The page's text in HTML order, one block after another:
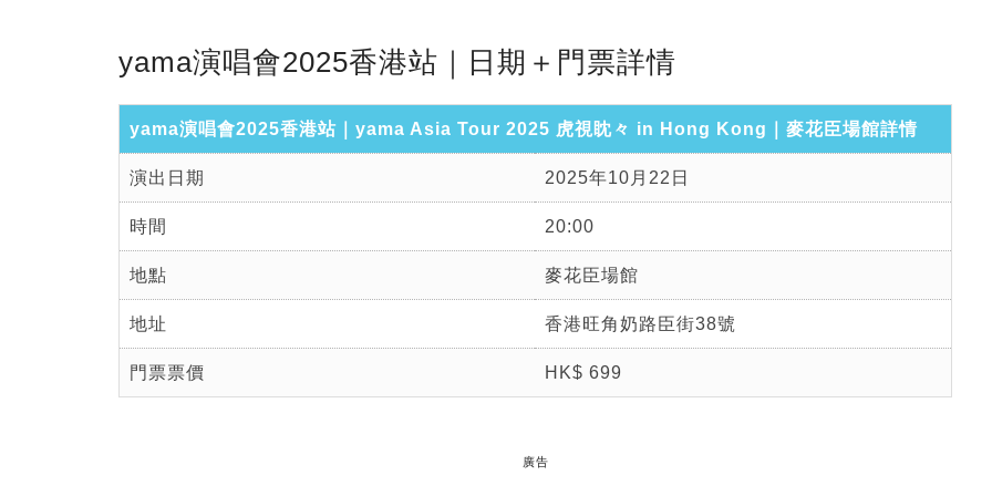
yama演唱會2025香港站｜日期＋門票詳情
yama演唱會2025香港站｜yama Asia Tour 2025 虎視眈々 in Hong Kong｜麥花臣場館詳情
演出日期 2025年10月22日
時間 20:00
地點 麥花臣場館
地址 香港旺角奶路臣街38號
門票票價 HK$ 699
廣告